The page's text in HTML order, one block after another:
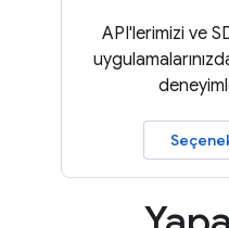
API'lerimizi ve